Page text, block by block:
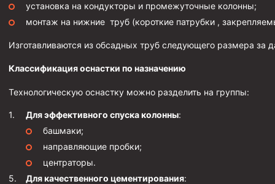
Шаблоны колонные
Пауки гидравлические
Пауки механические
Желонки
Ерши механические
Скреперы механические
Удочки ловильные
установка на кондукторы и промежуточные колонны;
монтаж на нижние труб (короткие патрубки ,
Изготавливаются из обсадных труб следующего размера за
Классификация оснастки по назначению
Технологическую оснастку можно разделить на группы:
Для эффективного спуска колонны:
башмаки;
направляющие пробки;
центраторы.
Для качественного цементирования: